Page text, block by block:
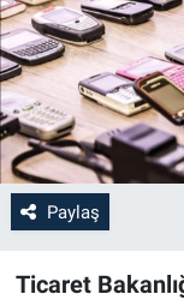
Paylaş
Ticaret